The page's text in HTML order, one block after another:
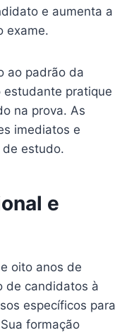
e aumenta a
exame.
ao padrão da
estudante pratique
na prova. As
imediatos e
estudo.
e
oito anos de
de candidatos à
específicos para
formação